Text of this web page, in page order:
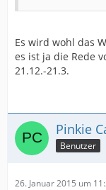
Es wird wohl das
es ist ja die Rede
21.12.-21.3.
Pinkie
Benutzer
26. Januar 2015 um